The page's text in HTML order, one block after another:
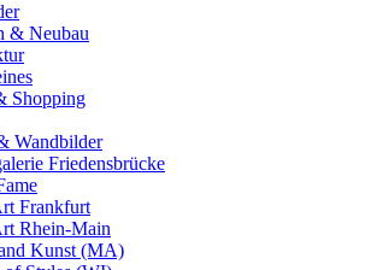
& Neubau
Shopping
Wandbilder
Friedensbrücke
Frankfurt
Rhein-Main
Kunst (MA)